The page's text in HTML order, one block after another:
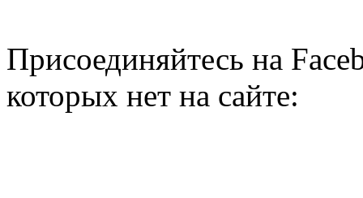
Присоединяйтесь на
которых нет на сайте: